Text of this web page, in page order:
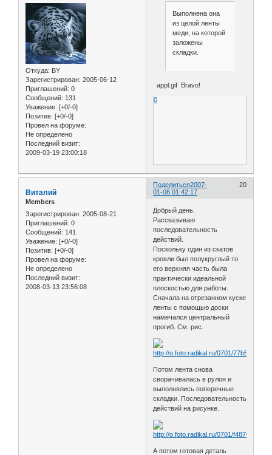
Откуда: BY
Зарегистрирован: 2005-06-12
Приглашений: 0
Сообщений: 131
Уважение: [+0/-0]
Позитив: [+0/-0]
Провел на форуме:
Не определено
Последний визит:
2009-03-19 23:00:18
Выполнена она
из целой ленты
меди, на которой
заложены
складки.
appl.gif Bravo!
0
Поделиться 20
2007-
01-06 01:42:17
Виталий
Members
Зарегистрирован: 2005-08-21
Приглашений: 0
Сообщений: 141
Уважение: [+0/-0]
Позитив: [+0/-0]
Провел на форуме:
Не определено
Последний визит:
2008-03-13 23:56:08
Добрый день.
Рассказываю
последовательность
действий.
Поскольку один из скатов
кровли был полукруглый то
его верхняя часть была
практически идеальной
плоскостью для работы.
Сначала на отрезанном куске
ленты с помощью доски
намечался центральный
прогиб. См. рис.
Потом лента снова
сворачивалась в рулон и
выполнялись поперечные
складки. Последовательность
действий на рисунке.
А потом готовая деталь